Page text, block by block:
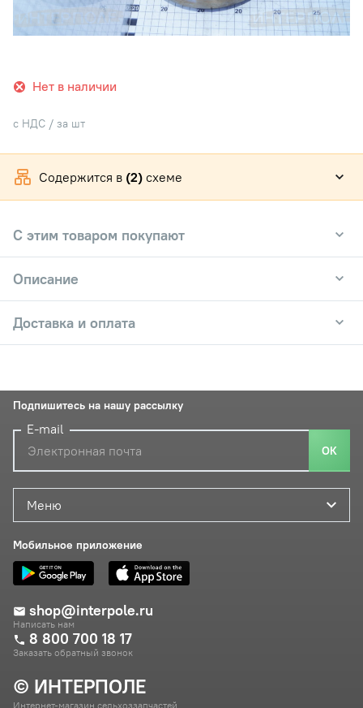
Нет в наличии
с НДС / за шт
Содержится в (2) схеме
С этим товаром покупают
Описание
Доставка и оплата
© ИНТЕРПОЛЕ
Интернет-магазин сельхоззапчастей
Меню
Мобильное приложение
shop@interpole.ru
Написать нам
8 800 700 18 17
Заказать обратный звонок
Подпишитесь на нашу рассылку
E-mail
ОК